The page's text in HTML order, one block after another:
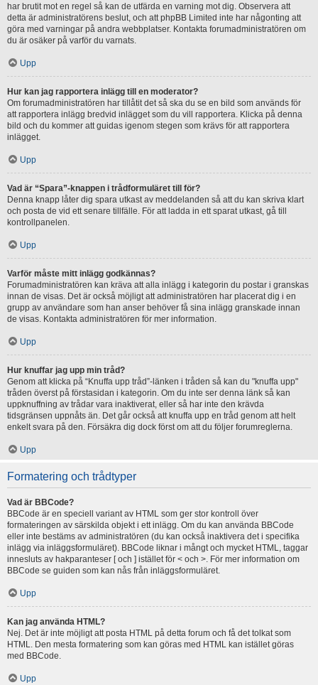
har brutit mot en regel så kan de utfärda en varning mot dig. Observera att
detta är administratörens beslut, och att phpBB Limited inte har någonting att
göra med varningar på andra webbplatser. Kontakta forumadministratören om
du är osäker på varför du varnats.
Upp
Hur kan jag rapportera inlägg till en moderator?
Om forumadministratören har tillåtit det så ska du se en bild som används för
att rapportera inlägg bredvid inlägget som du vill rapportera. Klicka på denna
bild och du kommer att guidas igenom stegen som krävs för att rapportera
inlägget.
Upp
Vad är “Spara”-knappen i trådformuläret till för?
Denna knapp låter dig spara utkast av meddelanden så att du kan skriva klart
och posta de vid ett senare tillfälle. För att ladda in ett sparat utkast, gå till
kontrollpanelen.
Upp
Varför måste mitt inlägg godkännas?
Forumadministratören kan kräva att alla inlägg i kategorin du postar i granskas
innan de visas. Det är också möjligt att administratören har placerat dig i en
grupp av användare som han anser behöver få sina inlägg granskade innan
de visas. Kontakta administratören för mer information.
Upp
Hur knuffar jag upp min tråd?
Genom att klicka på “Knuffa upp tråd”-länken i tråden så kan du "knuffa upp"
tråden överst på förstasidan i kategorin. Om du inte ser denna länk så kan
uppknuffning av trådar vara inaktiverat, eller så har inte den krävda
tidsgränsen uppnåts än. Det går också att knuffa upp en tråd genom att helt
enkelt svara på den. Försäkra dig dock först om att du följer forumreglerna.
Upp
Formatering och trådtyper
Vad är BBCode?
BBCode är en speciell variant av HTML som ger stor kontroll över
formateringen av särskilda objekt i ett inlägg. Om du kan använda BBCode
eller inte bestäms av administratören (du kan också inaktivera det i specifika
inlägg via inläggsformuläret). BBCode liknar i mångt och mycket HTML, taggar
innesluts av hakparanteser [ och ] istället för < och >. För mer information om
BBCode se guiden som kan nås från inläggsformuläret.
Upp
Kan jag använda HTML?
Nej. Det är inte möjligt att posta HTML på detta forum och få det tolkat som
HTML. Den mesta formatering som kan göras med HTML kan istället göras
med BBCode.
Upp